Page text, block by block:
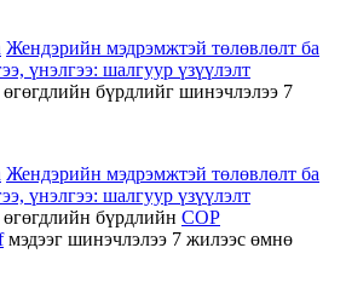
Жендэрийн мэдрэмжтэй төлөвлөлт ба
үнэлгээ: шалгуур үзүүлэлт
өгөгдлийн бүрдлийг шинэчлэлээ 7
Жендэрийн мэдрэмжтэй төлөвлөлт ба
үнэлгээ: шалгуур үзүүлэлт
өгөгдлийн бүрдлийн COP
мэдээг шинэчлэлээ 7 жилээс өмнө